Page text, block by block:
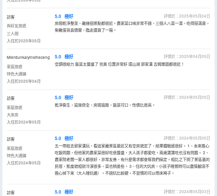
訪客
與好友旅遊
三人間
入住於2025年05月
5.0 極好
評價於：2025年05月04日
房間乾淨整潔，離幾個景點都很近。農家菜口味非常不錯，三個人八菜一湯，吃得挺滿意，
柴雞蛋貨真價實，臨走還買了一箱。
Mierdunkaiyinsiheceng
家庭旅遊
特色大通鋪
入住於2025年04月
5.0 極好
評價於：2025年04月05日
空調很給力 飯菜太豐盛了 完美 位置非常好 環山湖 郭家溝 吉姆樂園都很近！
訪客
家庭旅遊
大床房
入住於2024年05月
5.0 極好
評價於：2024年05月05日
乾淨衞生，設施齊全，房間寬敞，飯菜可口，性價比很高。
訪客
家庭旅遊
特色大通鋪
入住於2024年05月
5.0 極好
評價於：2024年05月05日
五一帶娃去郭家溝玩，看這家離景區最近又有空房就定了，結果體驗感很好。 1、本來擔心
吃飯問題，但他家的農家菜很好吃很豐盛，大人孩子都愛吃。兩歲寶寶吃也沒有問題。 2、
農家院老闆一家人都很好，非常友善，有什麼需求都會幫我們搞定。相比之下問了景區裏的
民宿，態度就相對冷漠很多，菜也稍差些。 3、住的大炕房，小孩子睡覺時可以盡情翻滾不
擔心掉下來（大人睡炕邊）。不過炕比較硬，不習慣的可以帶床褥子。
訪客
5.0 極好
評價於：2024年05月03日